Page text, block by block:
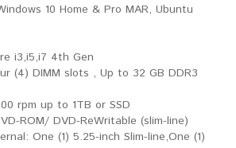
10 Home & Pro MAR, Ubuntu
i3,i5,i7 4th Gen
(4) DIMM slots , Up to 32 GB DDR3
rpm up to 1TB or SSD
ROM/ DVD-ReWritable (slim-line)
One (1) 5.25-inch Slim-line,One (1)